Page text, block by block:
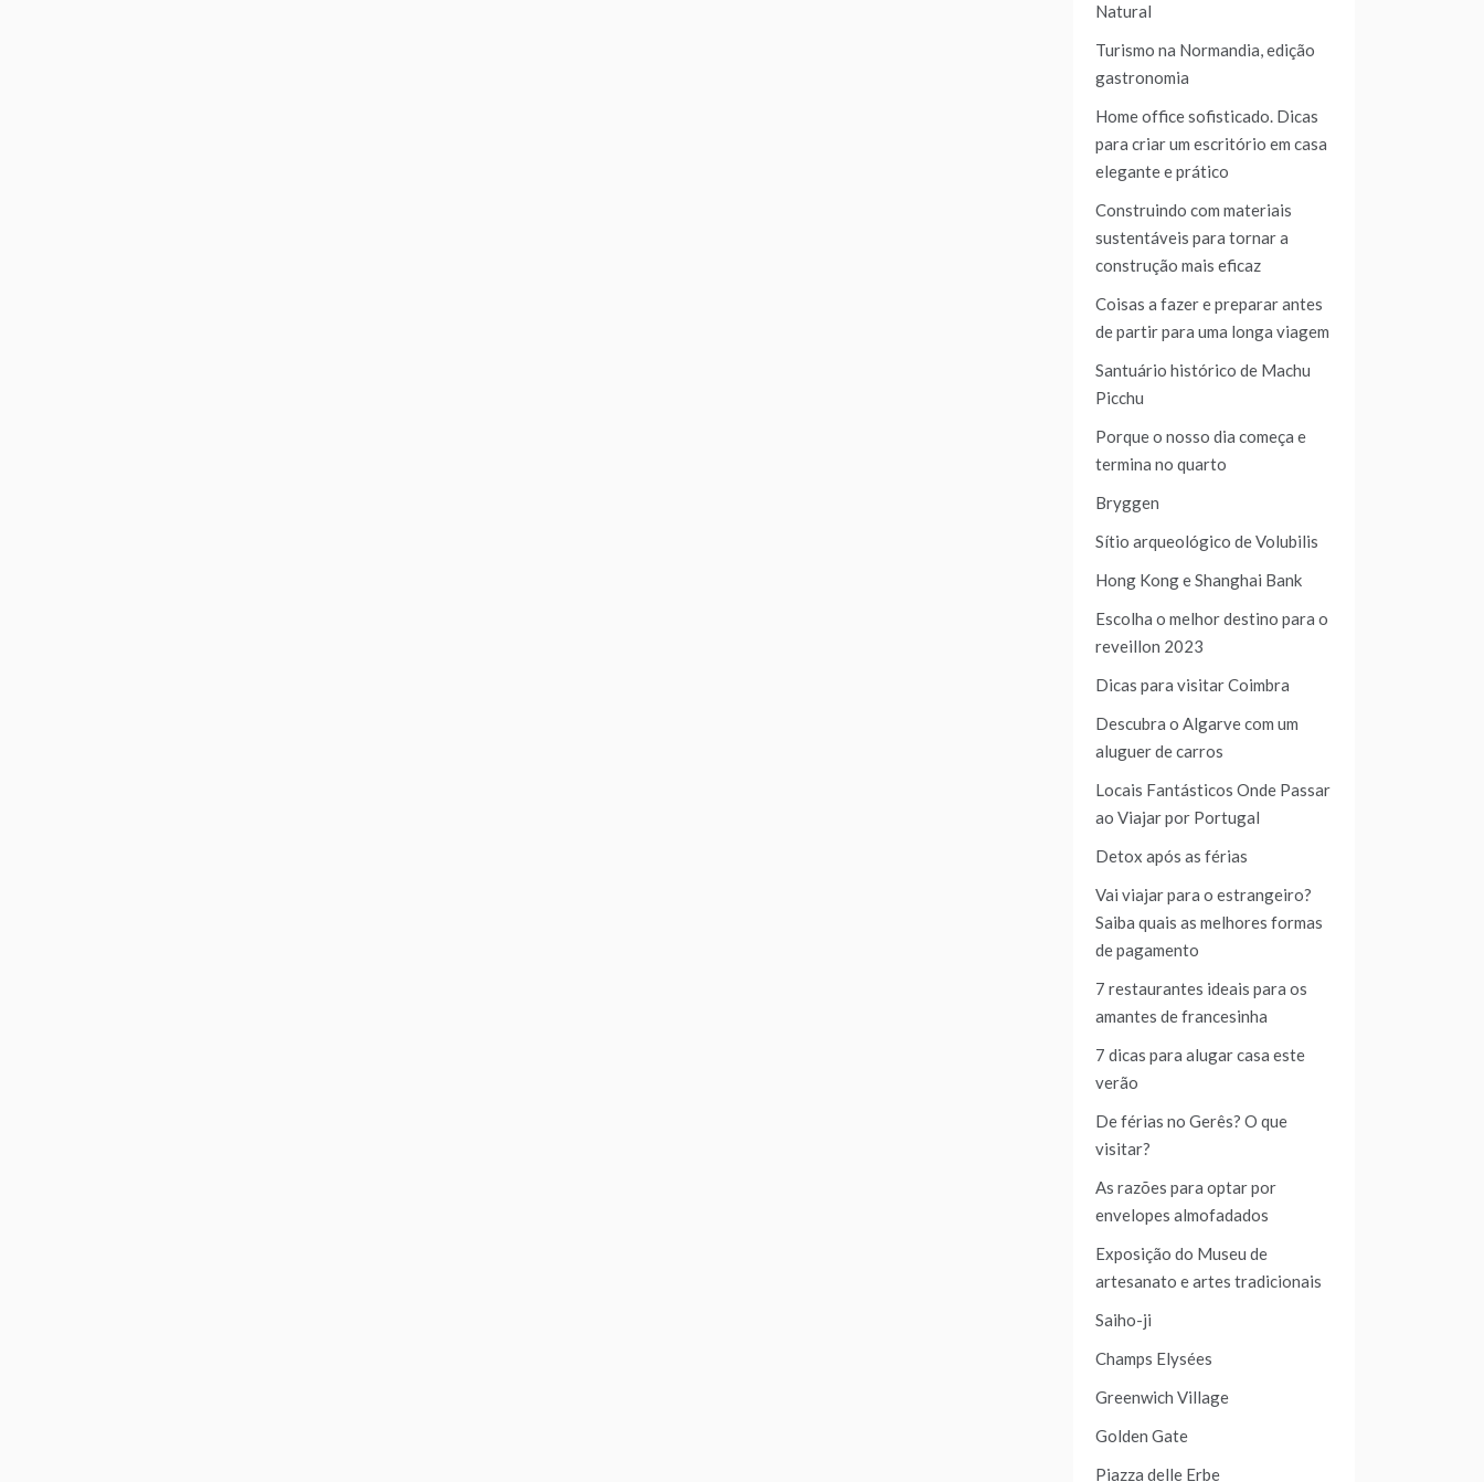
Natural
Turismo na Normandia, edição
gastronomia
Home office sofisticado. Dicas
para criar um escritório em casa
elegante e prático
Construindo com materiais
sustentáveis para tornar a
construção mais eficaz
Coisas a fazer e preparar antes
de partir para uma longa viagem
Santuário histórico de Machu
Picchu
Porque o nosso dia começa e
termina no quarto
Bryggen
Sítio arqueológico de Volubilis
Hong Kong e Shanghai Bank
Escolha o melhor destino para o
reveillon 2023
Dicas para visitar Coimbra
Descubra o Algarve com um
aluguer de carros
Locais Fantásticos Onde Passar
ao Viajar por Portugal
Detox após as férias
Vai viajar para o estrangeiro?
Saiba quais as melhores formas
de pagamento
7 restaurantes ideais para os
amantes de francesinha
7 dicas para alugar casa este
verão
De férias no Gerês? O que
visitar?
As razões para optar por
envelopes almofadados
Exposição do Museu de
artesanato e artes tradicionais
Saiho-ji
Champs Elysées
Greenwich Village
Golden Gate
Piazza delle Erbe